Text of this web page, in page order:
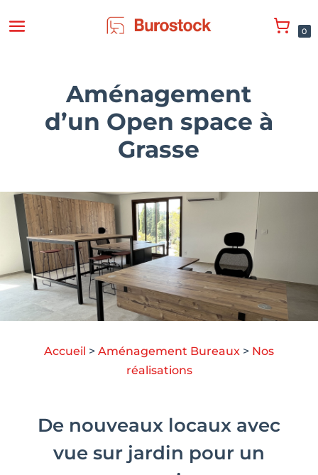
0
Aménagement
d’un Open space à
Grasse
Accueil > Aménagement Bureaux > Nos
réalisations
De nouveaux locaux avec
vue sur jardin pour un